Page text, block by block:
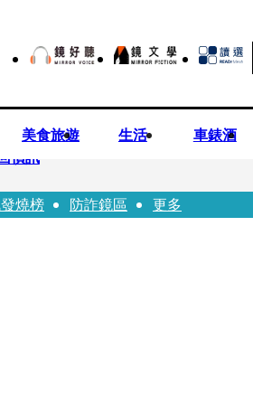
美食旅遊 生活 車錶酒
偵訊
同框陳時中、張淑芬畫面曝光
燒榜 防詐鏡區 更多